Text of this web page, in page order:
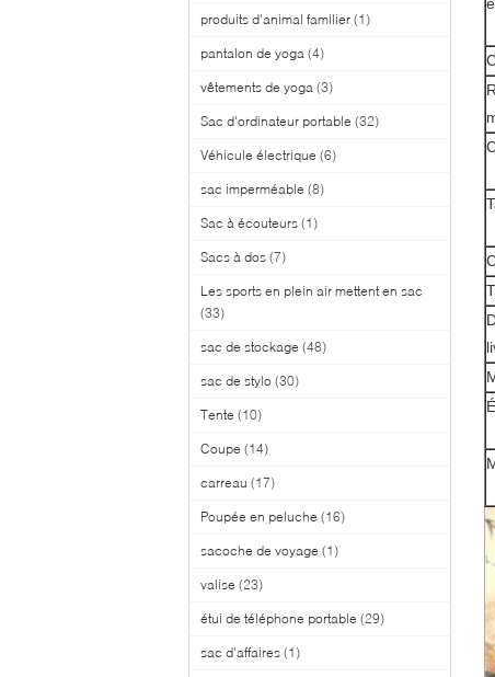
produits d'animal familier (1)
pantalon de yoga (4)
vêtements de yoga (3)
Sac d'ordinateur portable (32)
Véhicule électrique (6)
sac imperméable (8)
Sac à écouteurs (1)
Sacs à dos (7)
Les sports en plein air mettent en sac
(33)
sac de stockage (48)
sac de stylo (30)
Tente (10)
Coupe (14)
carreau (17)
Poupée en peluche (16)
sacoche de voyage (1)
valise (23)
étui de téléphone portable (29)
sac d'affaires (1)